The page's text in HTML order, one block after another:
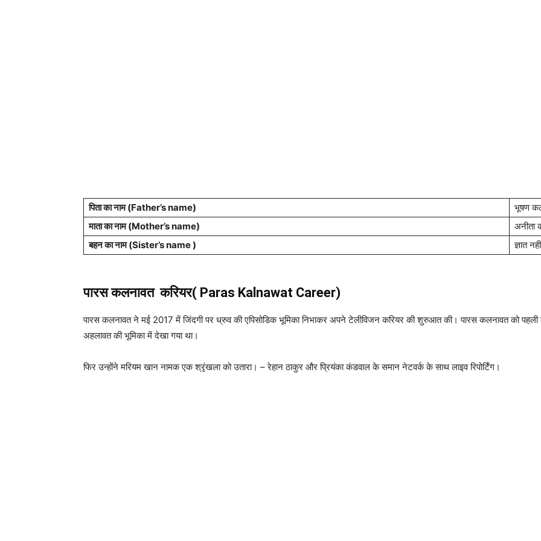
पिता का नाम (Father’s name)
भूषण
माता का नाम (Mother’s name)
अनीता
बहन का नाम (Sister’s name )
ज्ञात नहीं
पारस कलनावत करियर( Paras Kalnawat Career)
पारस कलनावत ने मई 2017 में जिंदगी पर ध्रुव की एपिसोडिक भूमिका निभाकर अपने टेलीविजन करियर की शुरुआत की। पारस कलनावत को पहली
अहलावत की भूमिका में देखा गया था।
फिर उन्होंने मरियम खान नामक एक श्रृंखला को उतारा। – रेहान ठाकुर और प्रियंका कंडवाल के समान नेटवर्क के साथ लाइव रिपोर्टिंग।